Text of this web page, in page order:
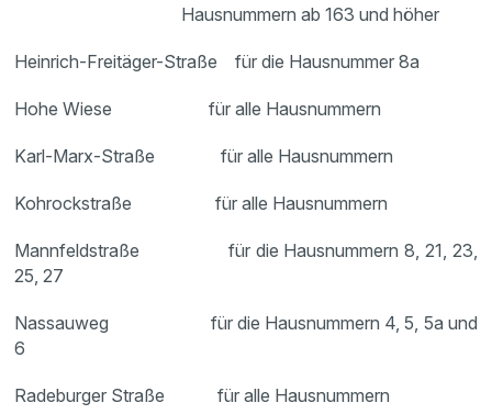
Hausnummern ab 163 und höher
Heinrich-Freitäger-Straße für die Hausnummer 8a
Hohe Wiese für alle Hausnummern
Karl-Marx-Straße für alle Hausnummern
Kohrockstraße für alle Hausnummern
Mannfeldstraße für die Hausnummern 8, 21, 23,
25, 27
Nassauweg für die Hausnummern 4, 5, 5a und
6
Radeburger Straße für alle Hausnummern